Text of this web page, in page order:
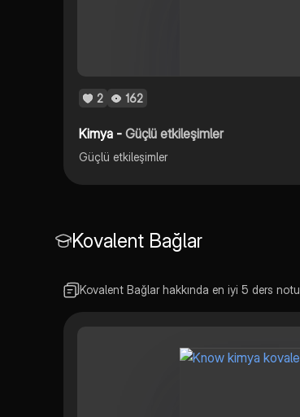
2 162
Kimya -Güçlü etkileşimler
Güçlü etkileşimler
Kovalent Bağlar
Kovalent Bağlar hakkında en iyi 5 ders notu